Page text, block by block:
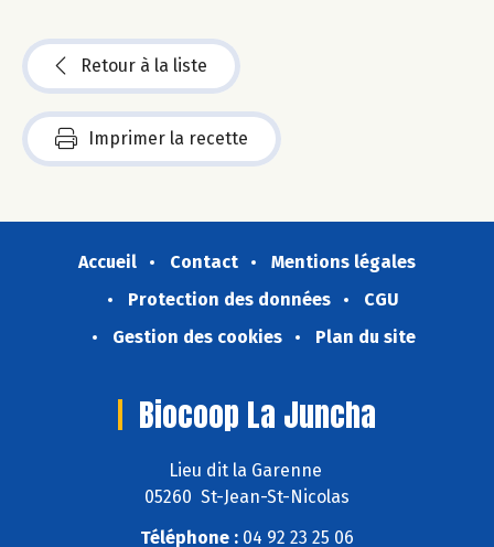
Retour à la liste
Imprimer la recette
Accueil Contact
Mentions légales
Protection des données
CGU
Gestion des cookies
Plan du site
Biocoop La Juncha
Lieu dit la Garenne
05260 St-Jean-St-Nicolas
Téléphone : 04 92 23 25 06